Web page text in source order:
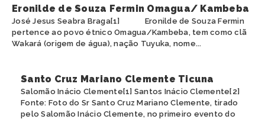
Eronilde de Souza Fermin Omagua/ Kambeba
José Jesus Seabra Braga[1] Eronilde de Souza Fermin
pertence ao povo étnico Omagua/Kambeba, tem como clã
Wakará (origem de água), nação Tuyuka, nome...
Santo Cruz Mariano Clemente Ticuna
Salomão Inácio Clemente[1] Santos Inácio Clemente[2]
Fonte: Foto do Sr Santo Cruz Mariano Clemente, tirado
pelo Salomão Inácio Clemente, no primeiro evento do